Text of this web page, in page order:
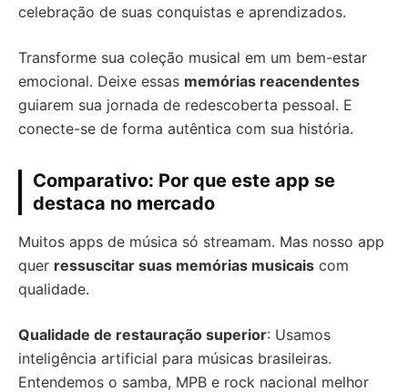
celebração de suas conquistas e aprendizados.
Transforme sua coleção musical em um bem-estar
emocional. Deixe essas memórias reacendentes
guiarem sua jornada de redescoberta pessoal. E
conecte-se de forma autêntica com sua história.
Comparativo: Por que este app se
destaca no mercado
Muitos apps de música só streamam. Mas nosso app
quer ressuscitar suas memórias musicais com
qualidade.
Qualidade de restauração superior: Usamos
inteligência artificial para músicas brasileiras.
Entendemos o samba, MPB e rock nacional melhor